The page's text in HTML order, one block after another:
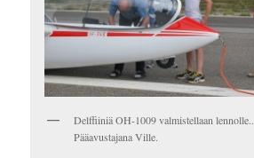
Delffiiniä OH-1009 valmistellaan lennolle..
Pääavustajana Ville.